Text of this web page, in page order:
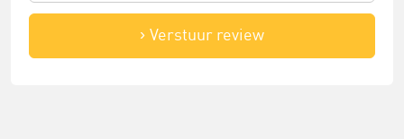
Verstuur review